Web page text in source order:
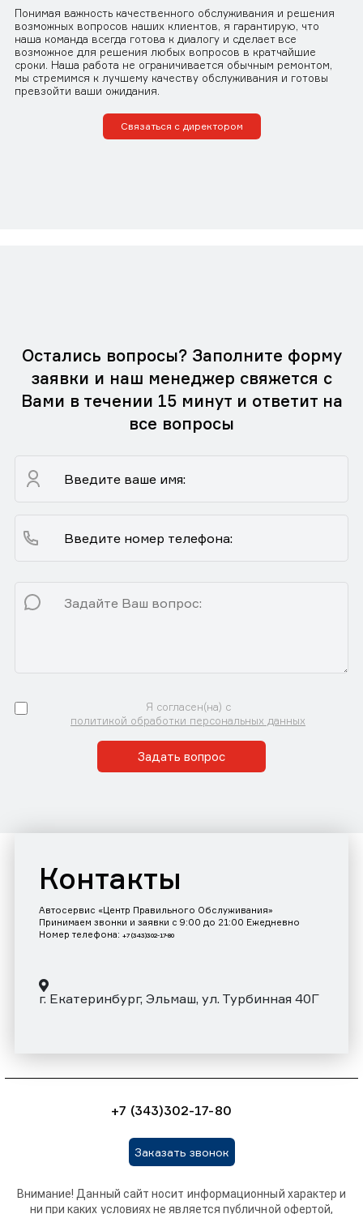
Понимая важность качественного обслуживания и решения
возможных вопросов наших клиентов, я гарантирую, что
наша команда всегда готова к диалогу и сделает все
возможное для решения любых вопросов в кратчайшие
сроки. Наша работа не ограничивается обычным ремонтом,
мы стремимся к лучшему качеству обслуживания и готовы
превзойти ваши ожидания.
Связаться с директором
Остались вопросы? Заполните форму
заявки и наш менеджер свяжется с
Вами в течении 15 минут и ответит на
все вопросы
Я согласен(на) с
политикой обработки персональных данных
Задать вопрос
Контакты
Автосервис «Центр Правильного Обслуживания»
Принимаем звонки и заявки с 9:00 до 21:00 Ежедневно
Номер телефона: +7 (343)302-17-80
г. Екатеринбург, Эльмаш, ул. Турбинная 40Г
+7 (343)302-17-80
Заказать звонок
Внимание! Данный сайт носит информационный характер и
ни при каких условиях не является публичной офертой,